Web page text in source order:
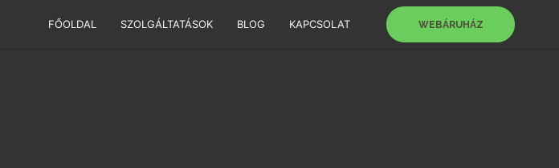
FŐOLDAL SZOLGÁLTATÁSOK BLOG KAPCSOLAT WEBÁRUHÁZ